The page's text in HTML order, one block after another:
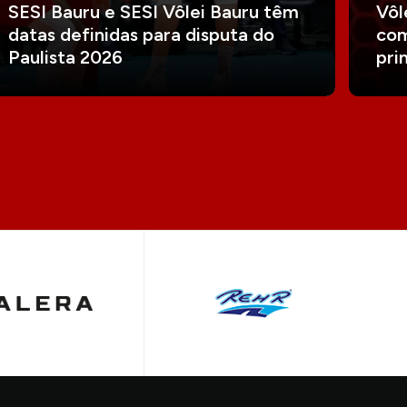
SESI Bauru e SESI Vôlei Bauru têm
datas definidas para disputa do
Paulista 2026